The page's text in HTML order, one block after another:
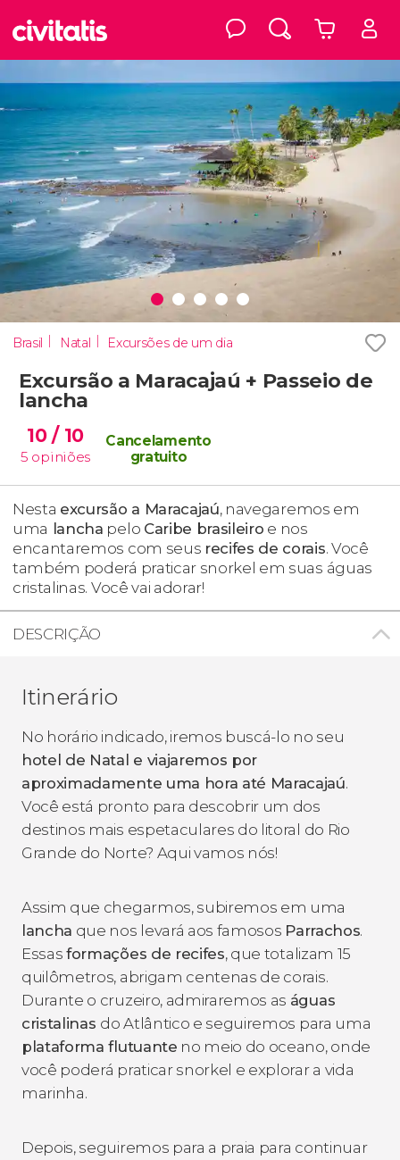
Brasil Natal Excursões de um dia
Excursão a Maracajaú + Passeio de
lancha
10/ 10
5 opiniões
Cancelamento
gratuito
Nesta excursão a Maracajaú, navegaremos em
uma lancha pelo Caribe brasileiro e nos
encantaremos com seus recifes de corais. Você
também poderá praticar snorkel em suas águas
cristalinas. Você vai adorar!
DESCRIÇÃO
Itinerário
No horário indicado, iremos buscá-lo no seu
hotel de Natal e viajaremos por
aproximadamente uma hora até Maracajaú.
Você está pronto para descobrir um dos
destinos mais espetaculares do litoral do Rio
Grande do Norte? Aqui vamos nós!
Assim que chegarmos, subiremos em uma
lancha que nos levará aos famosos Parrachos.
Essasformações de recifes, que totalizam 15
quilômetros, abrigam centenas de corais.
Durante o cruzeiro, admiraremos as águas
cristalinas do Atlântico e seguiremos para uma
plataforma flutuante no meio do oceano, onde
você poderá praticar snorkel e explorar a vida
marinha.
Depois, seguiremos para a praia para continuar